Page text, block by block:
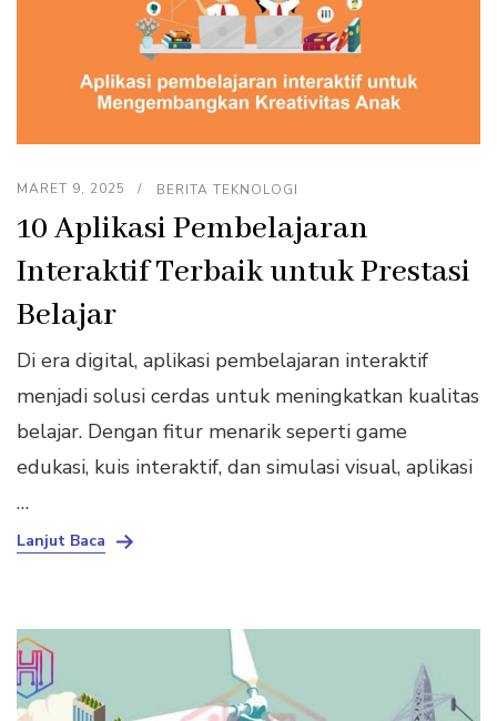
MARET 9, 2025 BERITA TEKNOLOGI
10 Aplikasi Pembelajaran
Interaktif Terbaik untuk Prestasi
Belajar
Di era digital, aplikasi pembelajaran interaktif
menjadi solusi cerdas untuk meningkatkan kualitas
belajar. Dengan fitur menarik seperti game
edukasi, kuis interaktif, dan simulasi visual, aplikasi
…
Lanjut Baca